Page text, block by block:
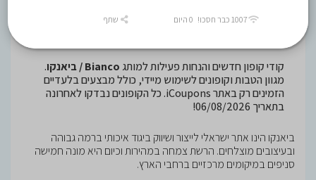
שעובדים, קופונים נבדקים בכל יום!
קודי קופון חדשים והנחות פעילות למותג Bianco / ביאנקו
.
מגוון הטבות וקופונים לשימוש מיידי, כולל מבצעים בלעדיים
הזמינים רק באתר iCoupons. כל הקופונים נבדקו לאחרונה
בתאריך 06/08/2026!
ביאנקו הינו אתר ישראלי לייצור ושיווק ביגוד איכותי ברמה גבוהה
ובעיצובים מוצלחים. הרשת צמחה במהירות וכיום היא מונה חמישה
סניפים במיקומים מרכזיים ברחבי הארץ.
1007 כבר חסכו! 0 היום שתף